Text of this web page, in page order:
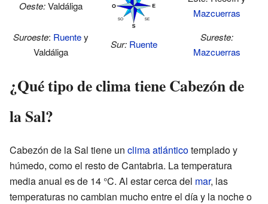
Oeste:Valdáliga
Mazcuerras
Suroeste: Ruentey
Valdáliga
Sur: Ruente
Sureste:
Mazcuerras
¿Qué tipo de clima tiene Cabezón de
la Sal?
Cabezón de la Sal tiene un clima atlánticotemplado y
húmedo, como el resto de Cantabria. La temperatura
media anual es de 14 °C. Al estar cerca del mar, las
temperaturas no cambian mucho entre el día y la noche o